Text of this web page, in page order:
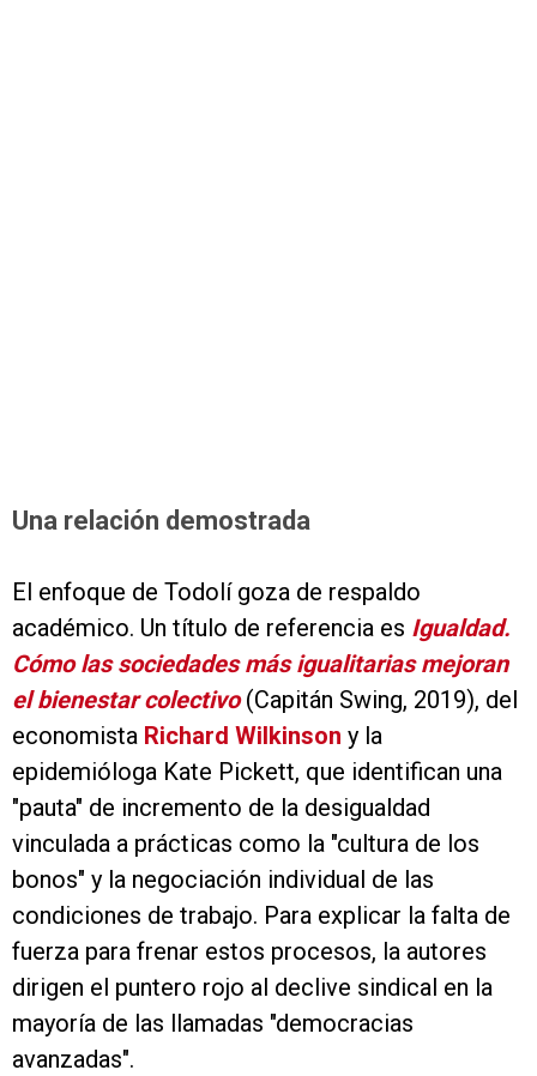
Una relación demostrada
El enfoque de Todolí goza de respaldo
académico. Un título de referencia es Igualdad.
Cómo las sociedades más igualitarias mejoran
el bienestar colectivo (Capitán Swing, 2019), del
economista Richard Wilkinson y la
epidemióloga Kate Pickett, que identifican una
"pauta" de incremento de la desigualdad
vinculada a prácticas como la "cultura de los
bonos" y la negociación individual de las
condiciones de trabajo. Para explicar la falta de
fuerza para frenar estos procesos, la autores
dirigen el puntero rojo al declive sindical en la
mayoría de las llamadas "democracias
avanzadas".